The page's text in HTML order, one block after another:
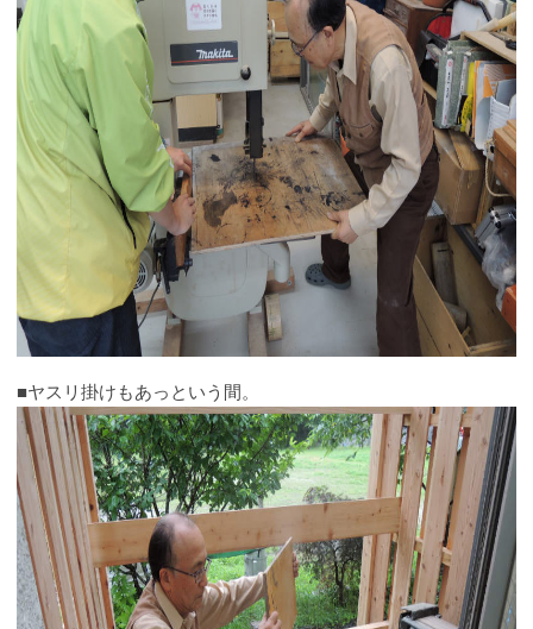
■ヤスリ掛けもあっという間。